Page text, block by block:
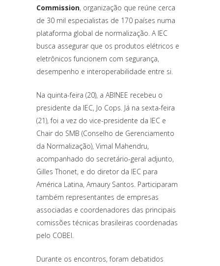
Commission, organização que reúne cerca
de 30 mil especialistas de 170 países numa
plataforma global de normalização. A IEC
busca assegurar que os produtos elétricos e
eletrônicos funcionem com segurança,
desempenho e interoperabilidade entre si.
Na quinta-feira (20), a ABINEE recebeu o
presidente da IEC, Jo Cops. Já na sexta-feira
(21), foi a vez do vice-presidente da IEC e
Chair do SMB (Conselho de Gerenciamento
da Normalização), Vimal Mahendru,
acompanhado do secretário-geral adjunto,
Gilles Thonet, e do diretor da IEC para
América Latina, Amaury Santos. Participaram
também representantes de empresas
associadas e coordenadores das principais
comissões técnicas brasileiras coordenadas
pelo COBEI.
Durante os encontros, foram debatidos